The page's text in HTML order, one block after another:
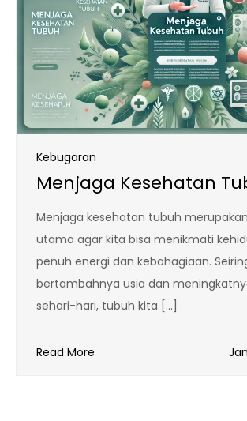
Kebugaran
Menjaga Kesehatan
Menjaga kesehatan tubuh
utama agar kita bisa menikmati
penuh energi dan kebahagiaan.
bertambahnya usia dan
sehari-hari, tubuh kita […]
Read More